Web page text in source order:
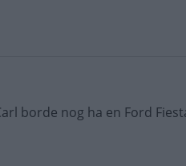
borde nog ha en Ford